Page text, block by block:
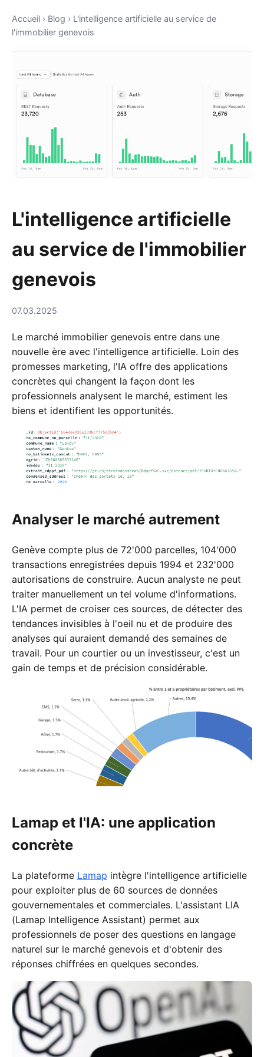
Accueil › Blog › L'intelligence artificielle au service de
l'immobilier genevois
L'intelligence artificielle
au service de l'immobilier
genevois
07.03.2025
Le marché immobilier genevois entre dans une
nouvelle ère avec l'intelligence artificielle. Loin des
promesses marketing, l'IA offre des applications
concrètes qui changent la façon dont les
professionnels analysent le marché, estiment les
biens et identifient les opportunités.
Analyser le marché autrement
Genève compte plus de 72'000 parcelles, 104'000
transactions enregistrées depuis 1994 et 232'000
autorisations de construire. Aucun analyste ne peut
traiter manuellement un tel volume d'informations.
L'IA permet de croiser ces sources, de détecter des
tendances invisibles à l'oeil nu et de produire des
analyses qui auraient demandé des semaines de
travail. Pour un courtier ou un investisseur, c'est un
gain de temps et de précision considérable.
Lamap et l'IA: une application
concrète
La plateforme Lamap intègre l'intelligence artificielle
pour exploiter plus de 60 sources de données
gouvernementales et commerciales. L'assistant LIA
(Lamap Intelligence Assistant) permet aux
professionnels de poser des questions en langage
naturel sur le marché genevois et d'obtenir des
réponses chiffrées en quelques secondes.